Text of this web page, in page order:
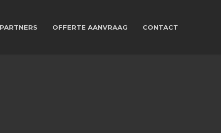
PARTNERS OFFERTE AANVRAAG CONTACT